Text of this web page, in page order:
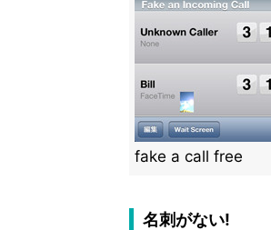
fake a call free
名刺がない!